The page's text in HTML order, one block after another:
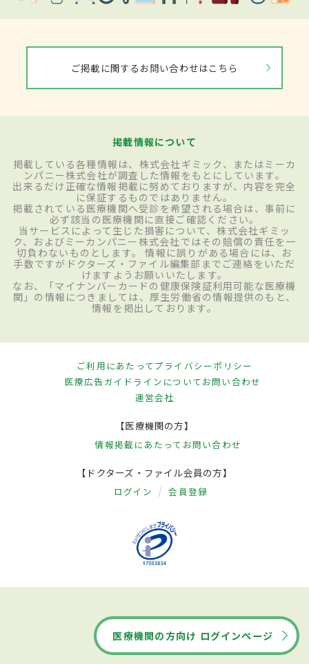
ご掲載に関するお問い合わせはこちら
掲載情報について
掲載している各種情報は、株式会社ギミック、またはミーカ
ンパニー株式会社が調査した情報をもとにしています。
出来るだけ正確な情報掲載に努めておりますが、内容を完全
に保証するものではありません。
掲載されている医療機関へ受診を希望される場合は、事前に
必ず該当の医療機関に直接ご確認ください。
当サービスによって生じた損害について、株式会社ギミッ
ク、およびミーカンパニー株式会社ではその賠償の責任を一
切負わないものとします。 情報に誤りがある場合には、お
手数ですがドクターズ・ファイル編集部までご連絡をいただ
けますようお願いいたします。
なお、「マイナンバーカードの健康保険証利用可能な医療機
関」の情報につきましては、厚生労働省の情報提供のもと、
情報を掲出しております。
ご利用にあたってプライバシーポリシー
医療広告ガイドラインについてお問い合わせ
運営会社
【医療機関の方】
情報掲載にあたって お問い合わせ
【ドクターズ・ファイル会員の方】
ログイン 会員登録
医療機関の方向け ログインページ